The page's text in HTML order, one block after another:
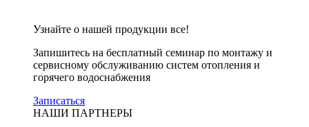
Узнайте о нашей продукции все!
Запишитесь на бесплатный семинар по монтажу и
сервисному обслуживанию систем отопления и
горячего водоснабжения
Записаться
НАШИ ПАРТНЕРЫ